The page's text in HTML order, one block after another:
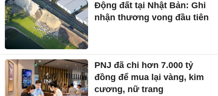
Động đất tại Nhật Bản: Ghi
nhận thương vong đầu tiên
PNJ đã chi hơn 7.000 tỷ
đồng để mua lại vàng, kim
cương, nữ trang